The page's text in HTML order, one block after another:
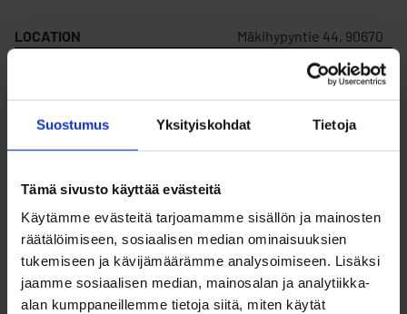
Suostumus Yksityiskohdat Tietoja
Tämä sivusto käyttää evästeitä
Käytämme evästeitä tarjoamamme sisällön ja mainosten
räätälöimiseen, sosiaalisen median ominaisuuksien
tukemiseen ja kävijämäärämme analysoimiseen. Lisäksi
jaamme sosiaalisen median, mainosalan ja analytiikka-
alan kumppaneillemme tietoja siitä, miten käytät
LOCATION Mäkihypyntie 44, 90670
FOR RENT Yes
PLOT NUMBER 3
BLOCK NUMBER 28